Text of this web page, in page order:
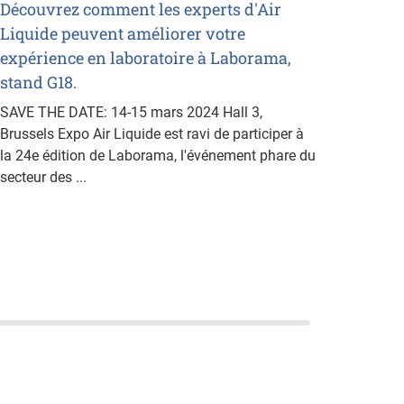
Découvrez comment les experts d'Air
Liquide peuvent améliorer votre
expérience en laboratoire à Laborama,
stand G18.
SAVE THE DATE: 14-15 mars 2024 Hall 3,
Brussels Expo Air Liquide est ravi de participer à
la 24e édition de Laborama, l'événement phare du
secteur des ...